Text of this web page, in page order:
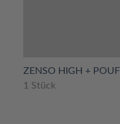
ZENSO HIGH + POUF
1 Stück